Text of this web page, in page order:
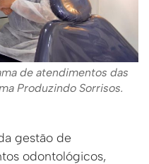
de atendimentos das
Produzindo Sorrisos.
gestão de
odontológicos,